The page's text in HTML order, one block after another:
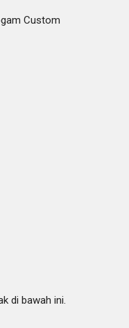
Custom
di bawah ini.